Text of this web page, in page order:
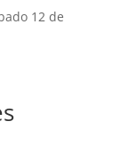
12 de